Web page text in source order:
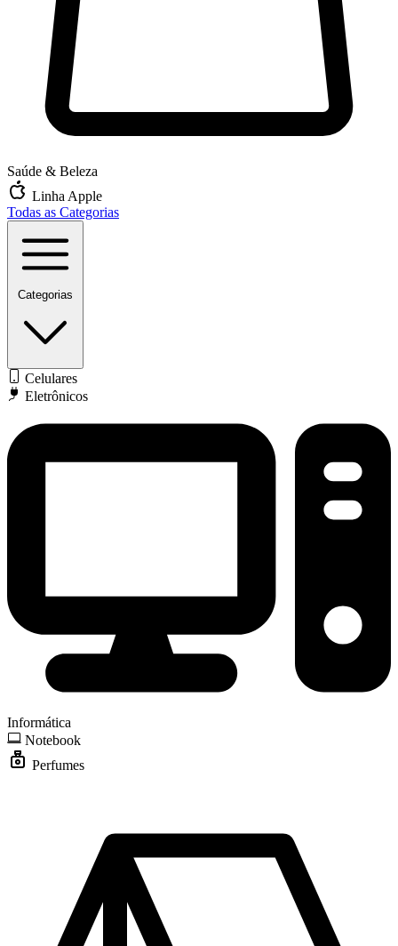
Saúde & Beleza
Linha Apple
Todas as Categorias
Categorias
Celulares
Eletrônicos
Informática
Notebook
Perfumes